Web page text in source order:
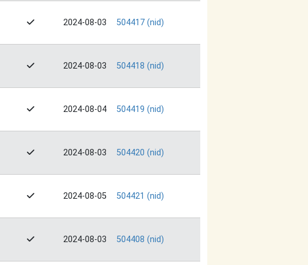
2024-08-03 504417 (nid)
2024-08-03 504418 (nid)
2024-08-04 504419 (nid)
2024-08-03 504420 (nid)
2024-08-05 504421 (nid)
2024-08-03 504408 (nid)